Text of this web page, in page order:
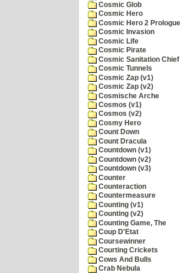
Cosmic Glob
Cosmic Hero
Cosmic Hero 2 Prologue
Cosmic Invasion
Cosmic Life
Cosmic Pirate
Cosmic Sanitation Chief
Cosmic Tunnels
Cosmic Zap (v1)
Cosmic Zap (v2)
Cosmische Arche
Cosmos (v1)
Cosmos (v2)
Cosmy Hero
Count Down
Count Dracula
Countdown (v1)
Countdown (v2)
Countdown (v3)
Counter
Counteraction
Countermeasure
Counting (v1)
Counting (v2)
Counting Game, The
Coup D'Etat
Coursewinner
Courting Crickets
Cows And Bulls
Crab Nebula